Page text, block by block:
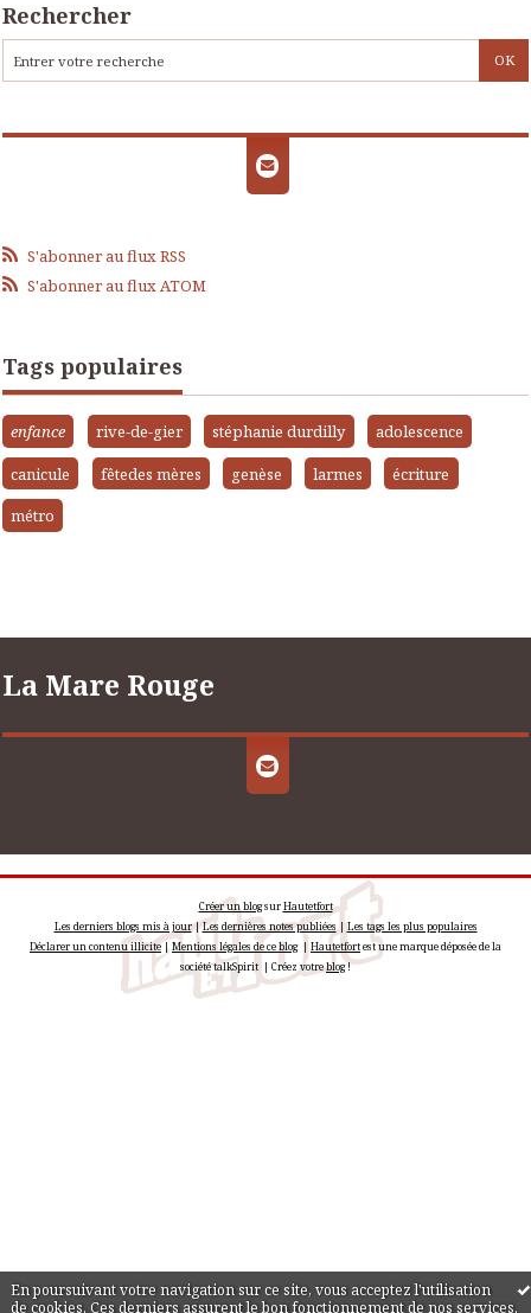
En poursuivant votre navigation sur ce site, vous acceptez l'utilisation
de cookies. Ces derniers assurent le bon fonctionnement de nos services.
Rechercher
S'abonner au flux RSS
S'abonner au flux ATOM
Tags populaires
enfance rive-de-gier stéphanie durdilly
adolescence
canicule
fêtedes mères genèse larmes
écriture
métro
La Mare Rouge
Créer un blogsurHautetfort
Les derniers blogs mis à jour|Les dernières notes publiées |Les tags les plus populaires
Déclarer un contenu illicite| Mentions légales de ce blog| Hautetfortest une marque déposée de la
société talkSpirit | Créez votreblog!